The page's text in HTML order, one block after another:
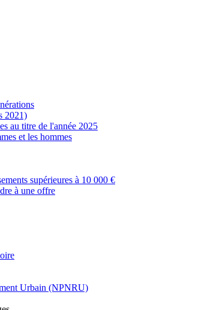
2021)
au titre de l'année 2025
et les hommes
supérieures à 10 000 €
à une offre
Urbain (NPNRU)